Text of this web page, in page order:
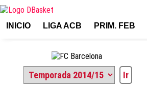
INICIO LIGA ACB PRIM. FEB